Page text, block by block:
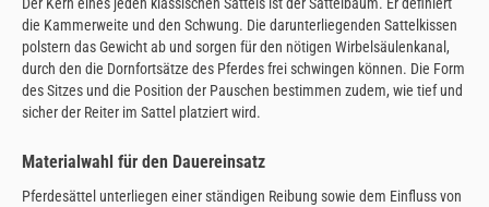
die Kammerweite und den Schwung. Die darunterliegenden Sattelkissen
polstern das Gewicht ab und sorgen für den nötigen Wirbelsäulenkanal,
durch den die Dornfortsätze des Pferdes frei schwingen können. Die Form
des Sitzes und die Position der Pauschen bestimmen zudem, wie tief und
sicher der Reiter im Sattel platziert wird.
Materialwahl für den Dauereinsatz
Pferdesättel unterliegen einer ständigen Reibung sowie dem Einfluss von